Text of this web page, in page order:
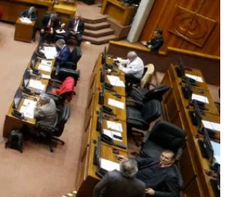
Argentina y Perú del 6 al 17 de
para fiscalizar el impacto fiscal en la